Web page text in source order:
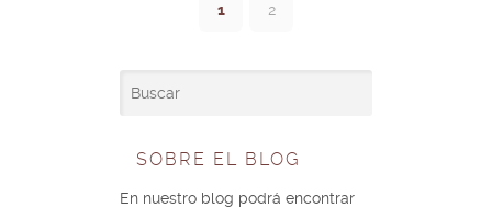
1 2
SOBRE EL BLOG
En nuestro blog podrá encontrar